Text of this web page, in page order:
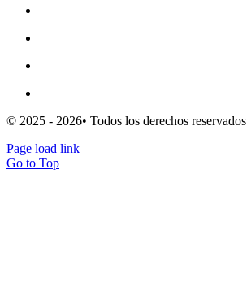
© 2025 - 2026• Todos los derechos reservados
Page load link
Go to Top